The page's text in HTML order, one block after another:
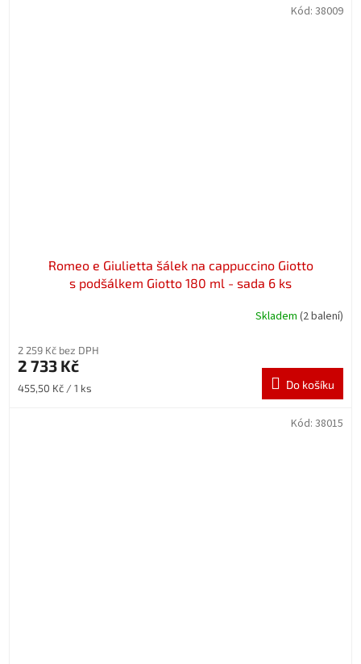
Romeo e Giulietta šálek na cappuccino Giotto
s podšálkem Giotto 180 ml - sada 6 ks
Skladem (2 balení)
2 259 Kč bez DPH
2 733 Kč
Měrná
455,50 Kč / 1 ks Do košíku
Kód: 38009
Kód: 38015